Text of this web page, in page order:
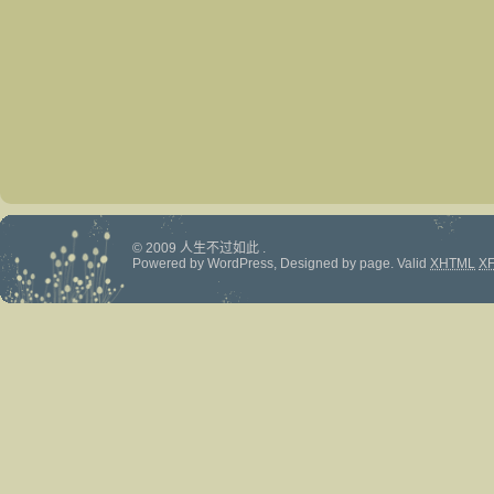
© 2009 人生不过如此 .
Powered by WordPress, Designed by page. Valid XHTML